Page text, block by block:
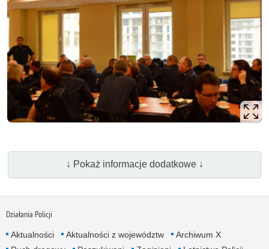
↓ Pokaż informacje dodatkowe ↓
Działania Policji
Aktualności Aktualności z województw
Archiwum X